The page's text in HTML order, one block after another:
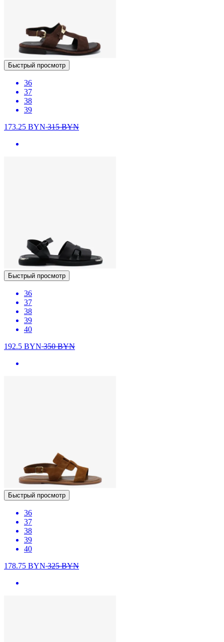
Быстрый просмотр
36
37
38
39
173.25 BYN315BYN
Быстрый просмотр
36
37
38
39
40
192.5 BYN350BYN
Быстрый просмотр
36
37
38
39
40
178.75 BYN325BYN